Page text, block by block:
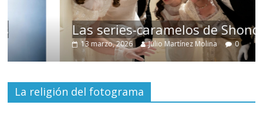
Las series-caramelos de Shondaland
13 marzo, 2026 Julio Martínez Molina 0
La religión del fotograma